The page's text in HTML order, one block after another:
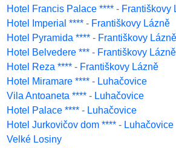
Hotel Francis Palace **** - Františkovy
Hotel Imperial **** - Františkovy Lázně
Hotel Pyramida **** - Františkovy Lázně
Hotel Belvedere *** - Františkovy Lázně
Hotel Reza **** - Františkovy Lázně
Hotel Miramare **** - Luhačovice
Vila Antoaneta **** - Luhačovice
Hotel Palace **** - Luhačovice
Hotel Jurkovičov dom **** - Luhačovice
Velké Losiny